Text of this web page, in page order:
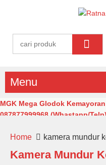
Menu
MGK Mega Glodok
087877999968 (Whastapp/Telp)
Home kamera mundur
Kamera Mundur